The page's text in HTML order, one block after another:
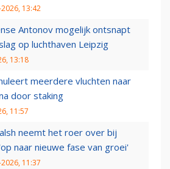
13:42
Antonov mogelijk ontsnapt
op luchthaven Leipzig
13:18
meerdere vluchten naar
door staking
11:57
neemt het roer over bij
naar nieuwe fase van groei'
11:37